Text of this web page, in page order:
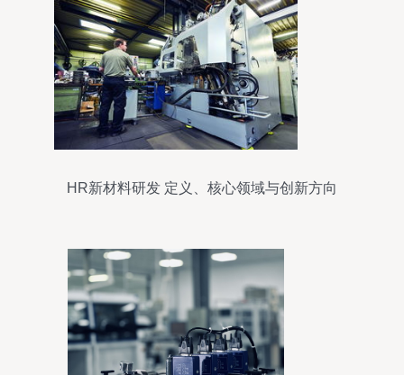
HR新材料研发 定义、核心领域与创新方向